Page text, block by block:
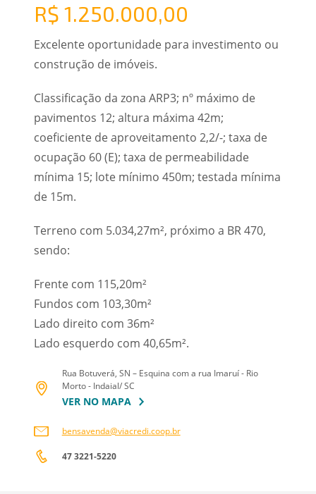
R$ 1.250.000,00
Excelente oportunidade para investimento ou
construção de imóveis.
Classificação da zona ARP3; nº máximo de
pavimentos 12; altura máxima 42m;
coeficiente de aproveitamento 2,2/-; taxa de
ocupação 60 (E); taxa de permeabilidade
mínima 15; lote mínimo 450m; testada mínima
de 15m.
Terreno com 5.034,27m², próximo a BR 470,
sendo:
Frente com 115,20m²
Fundos com 103,30m²
Lado direito com 36m²
Lado esquerdo com 40,65m².
Rua Botuverá, SN – Esquina com a rua Imaruí - Rio
Morto - Indaial/ SC
VER NO MAPA
bensavenda@viacredi.coop.br
47 3221-5220